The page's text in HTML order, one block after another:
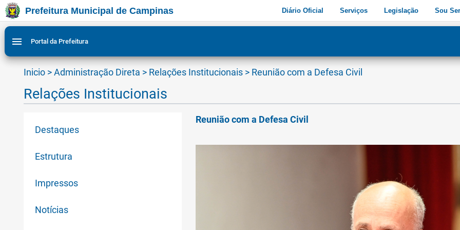
Ir para conteudo 1
Ir para menu do site da Prefeitura de Campinas
Ligar/Desligar contraste visual de tela para acessibilidade
Prefeitura Municipal de Campinas Diário Oficial Serviços Legislação Sou
menu Portal da Prefeitura
Inicio>Administração Direta > Relações Institucionais > Reunião com a Defesa Civil
Relações Institucionais
Destaques
Estrutura
Impressos
Notícias
Reunião com a Defesa Civil